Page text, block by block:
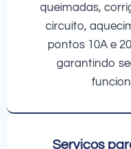
queimadas,
circuito,
pontos 10A e
garantindo
Serviços